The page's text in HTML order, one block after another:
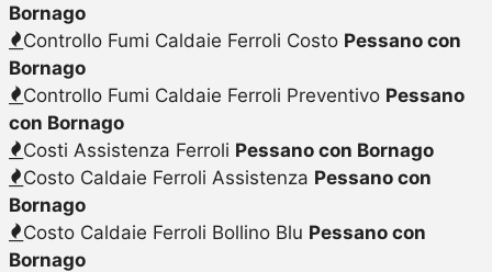
Bornago
Controllo Fumi Caldaie Ferroli Costo Pessano con
Bornago
Controllo Fumi Caldaie Ferroli Preventivo Pessano
con Bornago
Costi Assistenza Ferroli Pessano con Bornago
Costo Caldaie Ferroli Assistenza Pessano con
Bornago
Costo Caldaie Ferroli Bollino Blu Pessano con
Bornago